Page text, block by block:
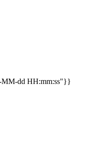
MM-dd HH:mm:ss"}}